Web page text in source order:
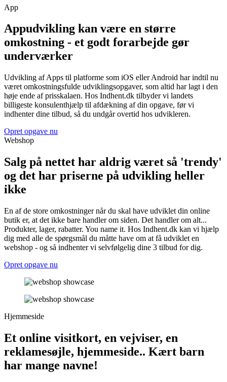
App
Appudvikling kan være en større
omkostning - et godt forarbejde gør
underværker
Udvikling af Apps til platforme som iOS eller Android har indtil nu
været omkostningsfulde udviklingsopgaver, som altid har lagt i den
høje ende af prisskalaen. Hos Indhent.dk tilbyder vi landets
billigeste konsulenthjælp til afdækning af din opgave, før vi
indhenter dine tilbud, så du undgår overtid hos udvikleren.
Opret opgave nu
Webshop
Salg på nettet har aldrig været så 'trendy'
og det har priserne på udvikling heller
ikke
En af de store omkostninger når du skal have udviklet din online
butik er, at det ikke bare handler om siden. Det handler om alt...
Produkter, lager, rabatter. You name it. Hos Indhent.dk kan vi hjælp
dig med alle de spørgsmål du måtte have om at få udviklet en
webshop - og så indhenter vi selvfølgelig dine 3 tilbud for dig.
Opret opgave nu
Hjemmeside
Et online visitkort, en vejviser, en
reklamesøjle, hjemmeside.. Kært barn
har mange navne!